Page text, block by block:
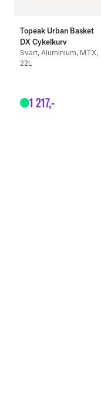
Topeak Urban Basket
DX Cykelkurv
Svart, Aluminium, MTX,
22L
1 217,-